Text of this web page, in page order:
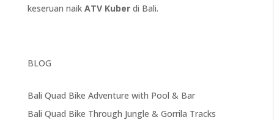
keseruan naik ATV Kuber di Bali.
BLOG
Bali Quad Bike Adventure with Pool & Bar
Bali Quad Bike Through Jungle & Gorrila Tracks